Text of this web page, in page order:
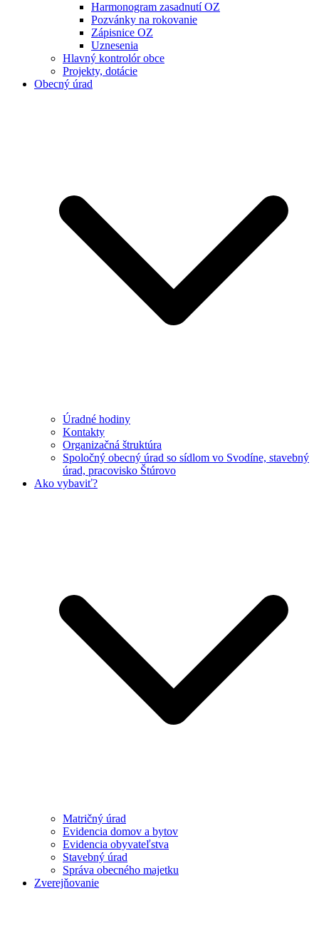
Harmonogram zasadnutí OZ
Pozvánky na rokovanie
Zápisnice OZ
Uznesenia
Hlavný kontrolór obce
Projekty, dotácie
Obecný úrad
Úradné hodiny
Kontakty
Organizačná štruktúra
Spoločný obecný úrad so sídlom vo Svodíne, stavebný
úrad, pracovisko Štúrovo
Ako vybaviť?
Matričný úrad
Evidencia domov a bytov
Evidencia obyvateľstva
Stavebný úrad
Správa obecného majetku
Zverejňovanie